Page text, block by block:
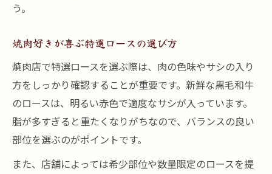
う。
焼肉好きが喜ぶ特選ロースの選び方
焼肉店で特選ロースを選ぶ際は、肉の色味やサシの入り
方をしっかり確認することが重要です。新鮮な黒毛和牛
のロースは、明るい赤色で適度なサシが入っています。
脂が多すぎると重たくなりがちなので、バランスの良い
部位を選ぶのがポイントです。
また、店舗によっては希少部位や数量限定のロースを提